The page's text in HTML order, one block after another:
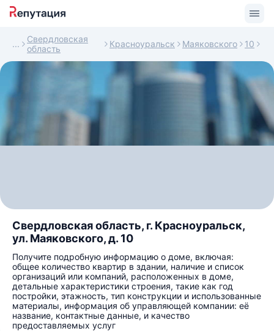
Свердловская
область
Красноуральск Маяковского 10
Свердловская область, г. Красноуральск,
ул. Маяковского, д. 10
Получите подробную информацию о доме, включая:
общее количество квартир в здании, наличие и список
организаций или компаний, расположенных в доме,
детальные характеристики строения, такие как год
постройки, этажность, тип конструкции и использованные
материалы, информация об управляющей компании: её
название, контактные данные, и качество
предоставляемых услуг